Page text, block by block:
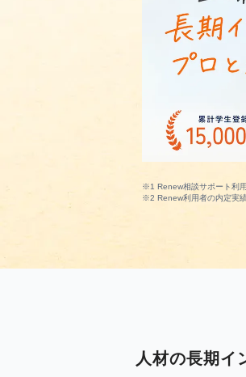
※1 Renew相談サポート利
※2 Renew利用者の内定実
人材の長期イ